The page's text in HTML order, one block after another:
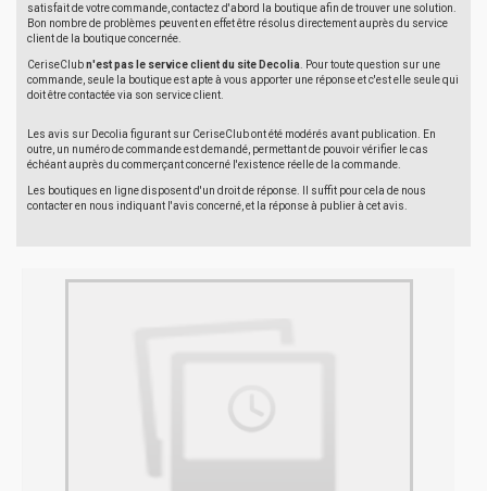
satisfait de votre commande, contactez d'abord la boutique afin de trouver une solution.
Bon nombre de problèmes peuvent en effet être résolus directement auprès du service
client de la boutique concernée.
CeriseClubn'est pas le service client du site Decolia . Pour toute question sur une
commande, seule la boutique est apte à vous apporter une réponse et c'est elle seule qui
doit être contactée via son service client.
Les avis sur Decolia figurant sur CeriseClub ont été modérés avant publication. En
outre, un numéro de commande est demandé, permettant de pouvoir vérifier le cas
échéant auprès du commerçant concerné l'existence réelle de la commande.
Les boutiques en ligne disposent d'un droit de réponse. Il suffit pour cela de nous
contacter en nous indiquant l'avis concerné, et la réponse à publier à cet avis.